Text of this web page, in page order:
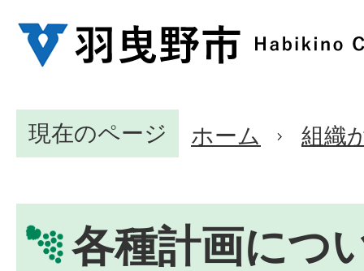
現在のページ ホーム 組織
各種計画につ